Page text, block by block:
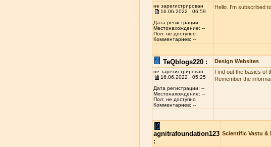
не зарегистрирован
16.06.2022 , 06:59
Дата регистрации: --
Местонахождение: --
Пол: не доступно
Комментариев: --
Hello. I'm subscribed
TeQblogs220 : Design Websites
не зарегистрирован
16.06.2022 , 05:25
Дата регистрации: --
Местонахождение: --
Пол: не доступно
Комментариев: --
Find out the basics of
Remember the
agnitrafoundation123
:
Scientific Vastu &